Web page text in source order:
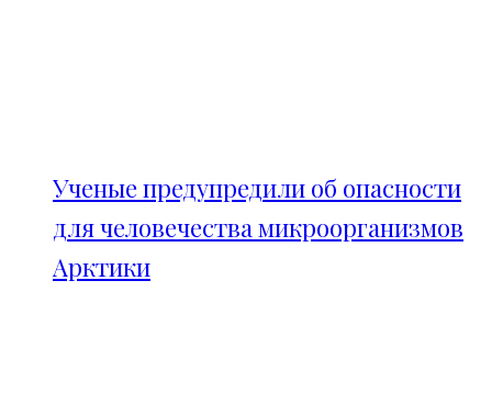
Ученые предупредили об опасности
для человечества микроорганизмов
Арктики